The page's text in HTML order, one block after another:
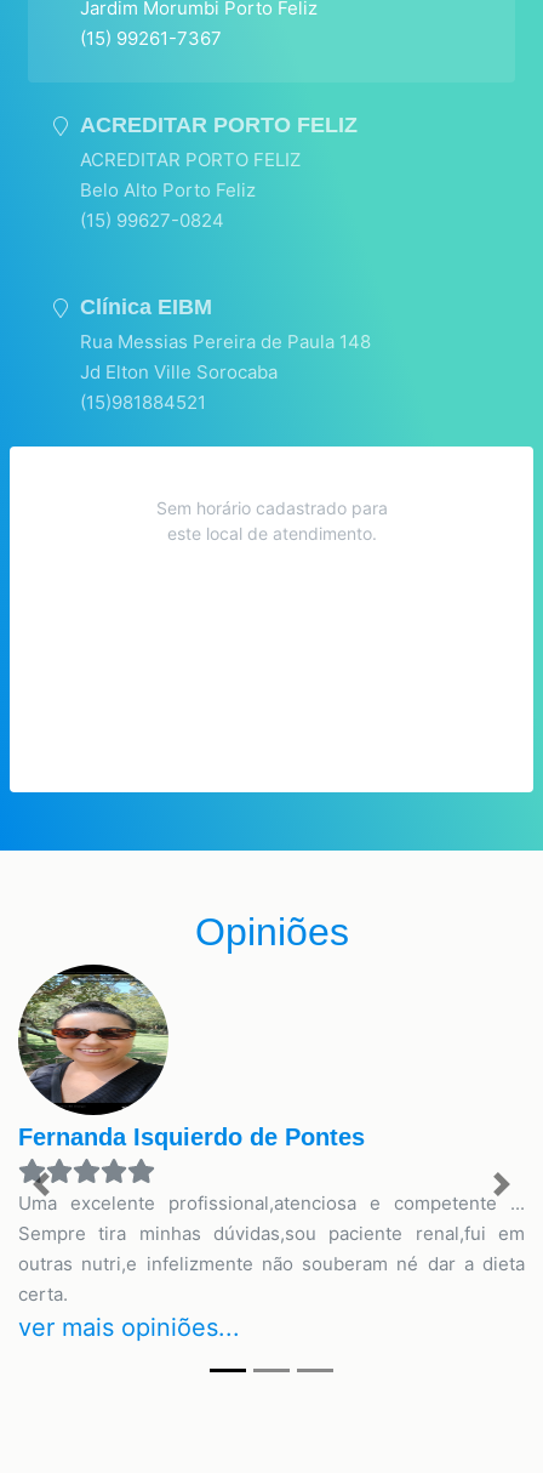
Jardim Morumbi Porto Feliz
(15) 99261-7367
ACREDITAR PORTO FELIZ
ACREDITAR PORTO FELIZ
Belo Alto Porto Feliz
(15) 99627-0824
Clínica EIBM
Rua Messias Pereira de Paula 148
Jd Elton Ville Sorocaba
(15)981884521
Sem horário cadastrado para
este local de atendimento.
Opiniões
Fernanda Isquierdo de Pontes
Uma excelente profissional,atenciosa e competente ...
Sempre tira minhas dúvidas,sou paciente renal,fui em
outras nutri,e infelizmente não souberam né dar a dieta
certa.
ver mais opiniões...
Previous Next